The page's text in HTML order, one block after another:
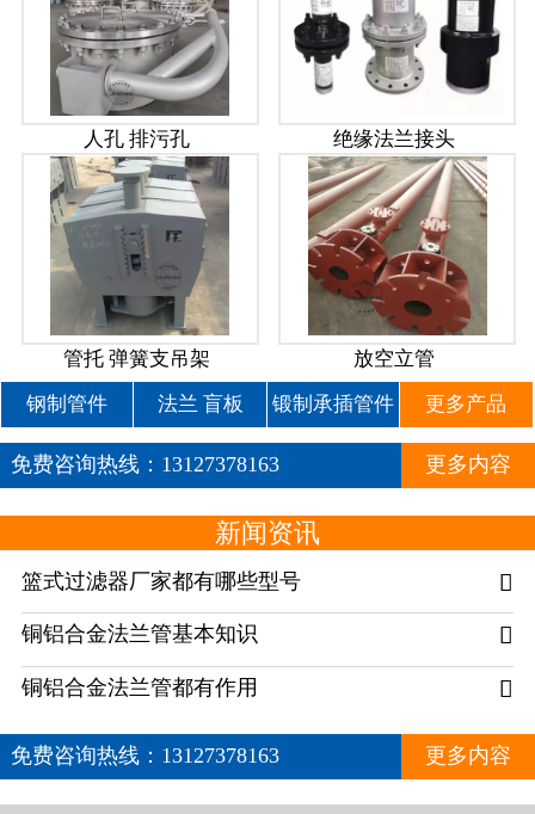
人孔 排污孔 绝缘法兰接头
管托 弹簧支吊架 放空立管
钢制管件 法兰 盲板 锻制承插管件 更多产品
免费咨询热线： 13127378163 更多内容
新闻资讯
篮式过滤器厂家都有哪些型号 
铜铝合金法兰管基本知识 
铜铝合金法兰管都有作用 
免费咨询热线： 13127378163 更多内容